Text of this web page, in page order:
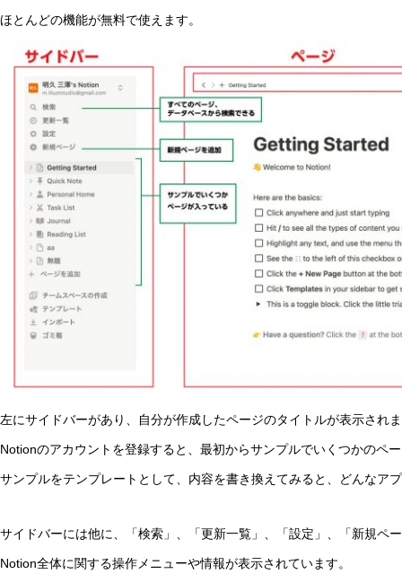
ほとんどの機能が無料で使えます。
左にサイドバーがあり、自分が作成したページのタイトルが表示され
Notionのアカウントを登録すると、最初からサンプルでいくつかのペ
サンプルをテンプレートとして、内容を書き換えてみると、どんなア
サイドバーには他に、「検索」、「更新一覧」、「設定」、「新規ペ
Notion全体に関する操作メニューや情報が表示されています。